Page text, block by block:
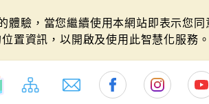
驗，當您繼續使用本網站即表示您同
置資訊，以開啟及使用此智慧化服務。